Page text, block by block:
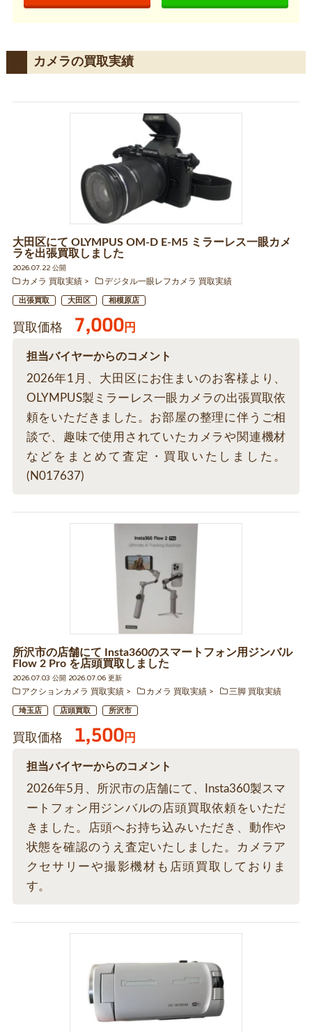
カメラの買取実績
大田区にて OLYMPUS OM-D E-M5 ミラーレス一眼カメ
ラを出張買取しました
2026.07.22 公開
カメラ 買取実績
デジタル一眼レフカメラ 買取実績
出張買取 大田区 相模原店
買取価格 7,000円
担当バイヤーからのコメント
2026年1月、大田区にお住まいのお客様より、
OLYMPUS製ミラーレス一眼カメラの出張買取依
頼をいただきました。お部屋の整理に伴うご相
談で、趣味で使用されていたカメラや関連機材
などをまとめて査定・買取いたしました。
(N017637)
所沢市の店舗にて Insta360のスマートフォン用ジンバル
Flow 2 Pro を店頭買取しました
2026.07.03 公開 2026.07.06 更新
アクションカメラ 買取実績
カメラ 買取実績 三脚 買取実績
埼玉店 店頭買取 所沢市
買取価格 1,500円
担当バイヤーからのコメント
2026年5月、所沢市の店舗にて、Insta360製スマ
ートフォン用ジンバルの店頭買取依頼をいただ
きました。店頭へお持ち込みいただき、動作や
状態を確認のうえ査定いたしました。カメラア
クセサリーや撮影機材も店頭買取しておりま
す。